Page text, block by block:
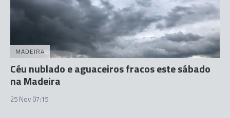
MADEIRA
Céu nublado e aguaceiros fracos este sábado
na Madeira
25 Nov 07:15